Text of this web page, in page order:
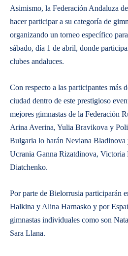
​Asimismo, la Federación Andaluza
hacer participar a su categoría de
organizando un torneo específico
sábado, día 1 de abril, donde
clubes andaluces.
​Con respecto a las participantes más
ciudad dentro de este prestigioso
mejores gimnastas de la Federación
Arina Averina, Yulia Bravikova y
Bulgaria lo harán Neviana Bladinova
Ucrania Ganna Rizatdinova, Victoria
Diatchenko.
​Por parte de Bielorrusia participarán
Halkina y Alina Harnasko y por
gimnastas individuales como son
Sara Llana.